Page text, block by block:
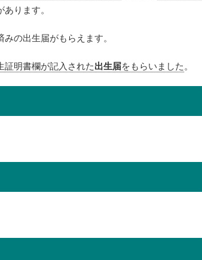
あります。
の出生届がもらえます。
証明書欄が記入された出生届をもらいました 。